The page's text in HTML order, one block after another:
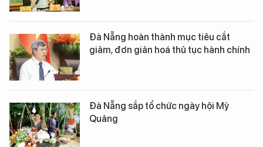
Đà Nẵng hoàn thành mục tiêu cắt
giảm, đơn giản hoá thủ tục hành chính
Đà Nẵng sắp tổ chức ngày hội Mỳ
Quảng